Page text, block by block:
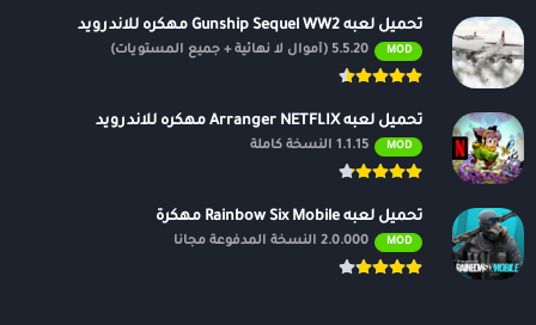
تحميل لعبه Gunship Sequel WW2 مهكره للاندرويد
MOD 5.5.20 (أموال لا نهائية + جميع المستويات)
تحميل لعبه Arranger NETFLIX مهكره للاندرويد
MOD 1.1.15 النسخة كاملة
تحميل لعبه Rainbow Six Mobile مهكرة
MOD 2.0.000 النسخة المدفوعة مجانًا